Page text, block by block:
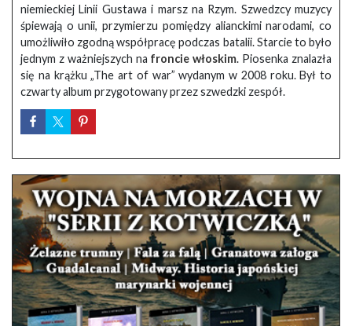
niemieckiej Linii Gustawa i marsz na Rzym. Szwedzcy muzycy
śpiewają o unii, przymierzu pomiędzy alianckimi narodami, co
umożliwiło zgodną współpracę podczas batalii. Starcie to było
jednym z ważniejszych na froncie włoskim. Piosenka znalazła
się na krążku „The art of war” wydanym w 2008 roku. Był to
czwarty album przygotowany przez szwedzki zespół.